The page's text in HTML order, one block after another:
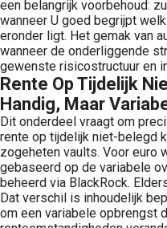
een belangrijk voorbehoud:
wanneer U goed begrijpt
eronder ligt. Het gemak van
wanneer de onderliggende
gewenste risicostructuur en
Rente Op Tijdelijk
Handig, Maar
Dit onderdeel vraagt om
rente op tijdelijk niet-belegd
zogeheten vaults. Voor euro
gebaseerd op de variabele
beheerd via BlackRock.
Dat verschil is inhoudelijk
om een variabele opbrengst